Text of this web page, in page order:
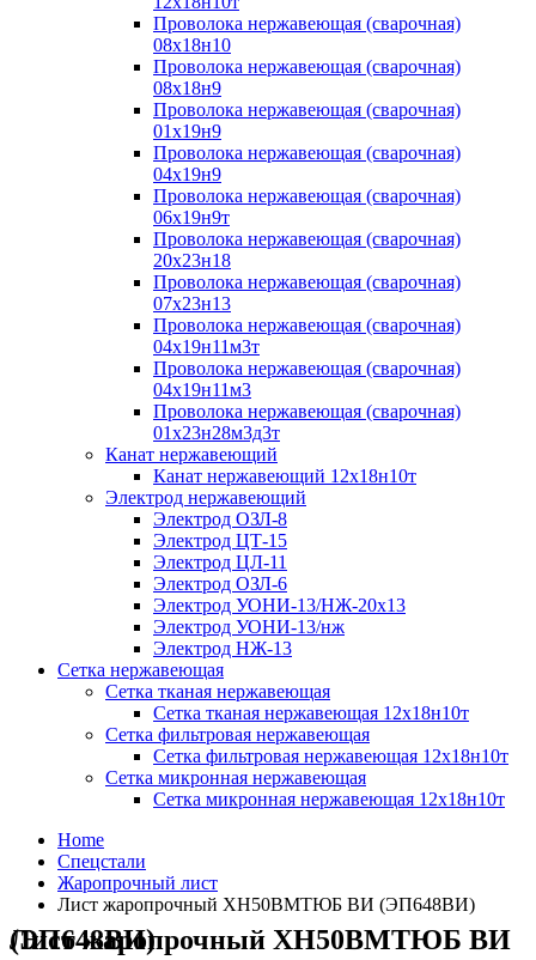
Проволока нержавеющая (сварочная)
08х18н10
Проволока нержавеющая (сварочная)
08х18н9
Проволока нержавеющая (сварочная)
01х19н9
Проволока нержавеющая (сварочная)
04х19н9
Проволока нержавеющая (сварочная)
06х19н9т
Проволока нержавеющая (сварочная)
20х23н18
Проволока нержавеющая (сварочная)
07х23н13
Проволока нержавеющая (сварочная)
04х19н11м3т
Проволока нержавеющая (сварочная)
04х19н11м3
Проволока нержавеющая (сварочная)
01х23н28м3д3т
Канат нержавеющий
Канат нержавеющий 12х18н10т
Электрод нержавеющий
Электрод ОЗЛ-8
Электрод ЦТ-15
Электрод ЦЛ-11
Электрод ОЗЛ-6
Электрод УОНИ-13/НЖ-20х13
Электрод УОНИ-13/нж
Электрод НЖ-13
Сетка нержавеющая
Сетка тканая нержавеющая
Сетка тканая нержавеющая 12х18н10т
Сетка фильтровая нержавеющая
Сетка фильтровая нержавеющая 12х18н10т
Сетка микронная нержавеющая
Сетка микронная нержавеющая 12х18н10т
Home
Спецстали
Жаропрочный лист
Лист жаропрочный ХН50ВМТЮБ ВИ (ЭП648ВИ)
Лист жаропрочный ХН50ВМТЮБ ВИ (ЭП648ВИ)